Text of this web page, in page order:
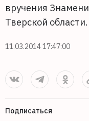
вручения
Тверской области.
11.03.2014 17:47:00
Подписаться